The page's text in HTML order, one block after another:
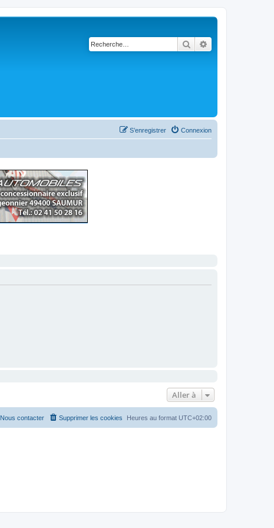
Rechercher
Connexion
S’enregistrer
Aller à
Heures au format UTC+02:00
Supprimer les cookies
Nous contacter